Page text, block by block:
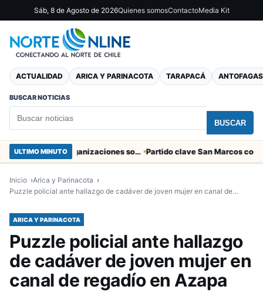
Sáb, 8 de Agosto de 2026Quienes somosContactoMedia Kit
ACTUALIDAD ARICA Y PARINACOTA TARAPACÁ
BUSCAR NOTICIAS
BUSCAR
ULTIMO MINUTO Entregaron fibra óptica gratuita a organizaciones sociales de Arica
Inicio
Arica y Parinacota
Puzzle policial ante hallazgo de cadáver de joven mujer en canal de…
ARICA Y PARINACOTA
Puzzle policial ante hallazgo
de cadáver de joven mujer en
canal de regadío en Azapa